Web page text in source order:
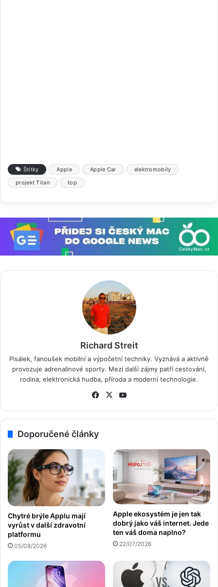
Štítky Apple Apple Car
elektromobily
projekt Titan
top
Richard Streit
Pisálek, fanoušek mobilní a výpočetní techniky. Vyznává a aktivně
provozuje adrenalinové sporty. Mezi další zájmy patří cestování,
rodina, elektronická hudba, příroda a moderní technologie.
Fa
bo
X
ub
Doporučené články
Chytré brýle Applu mají
vyrůst v další zdravotní
platformu
05/08/2026
Apple ekosystém je jen tak
dobrý jako váš internet. Jede
ten váš doma naplno?
22/07/2026